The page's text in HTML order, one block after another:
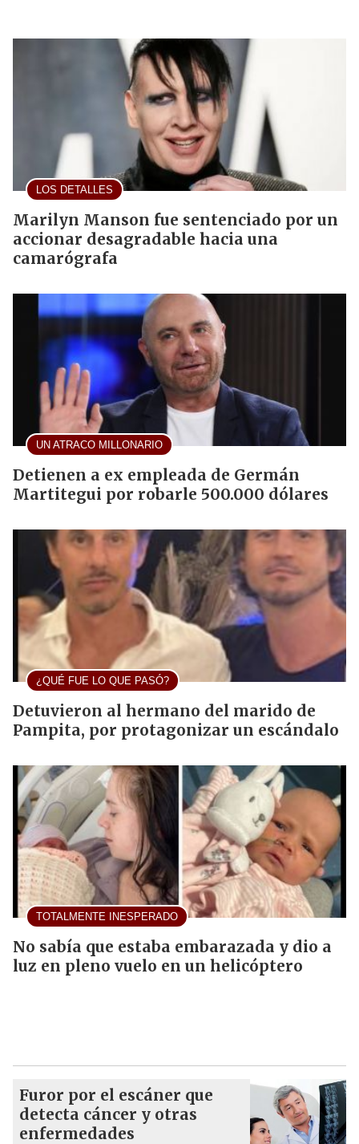
LOS DETALLES
Marilyn Manson fue sentenciado por un
accionar desagradable hacia una
camarógrafa
UN ATRACO MILLONARIO
Detienen a ex empleada de Germán
Martitegui por robarle 500.000 dólares
¿QUÉ FUE LO QUE PASÓ?
Detuvieron al hermano del marido de
Pampita, por protagonizar un escándalo
TOTALMENTE INESPERADO
No sabía que estaba embarazada y dio a
luz en pleno vuelo en un helicóptero
Furor por el escáner que
detecta cáncer y otras
enfermedades